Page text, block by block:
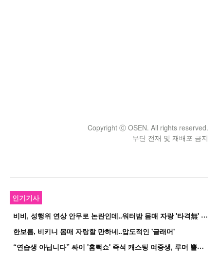
Copyright ⓒ OSEN. All rights reserved.
무단 전재 및 재배포 금지
인기기사
비
비, 성행위 연상 안무로 논란인데..워터밤 몸매 자랑 '타격無' 근황
한보름, 비키니 몸매 자랑할 만하네..압도적인 '글래머'
“
연습생 아닙니다” 싸이 '흠뻑쇼' 즉석 캐스팅 여중생, 루머 뿔났다[Oh!쎈 이...